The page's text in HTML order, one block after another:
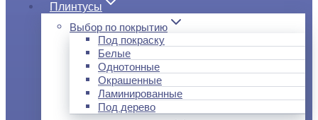
Плинтусы
Выбор по покрытию
Под покраску
Белые
Однотонные
Окрашенные
Ламинированные
Под дерево